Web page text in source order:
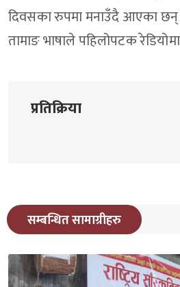
दिवसका रुपमा मनाउँदै आएका छन्
तामाङ भाषाले पहिलोपटक
प्रतिक्रिया
सम्बन्धित सामाग्रीहरु